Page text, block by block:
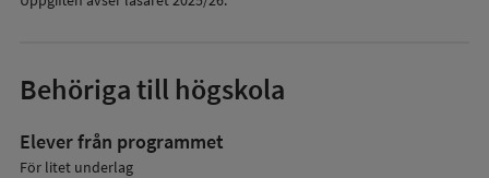
Behöriga till högskola
Elever från programmet
För litet underlag